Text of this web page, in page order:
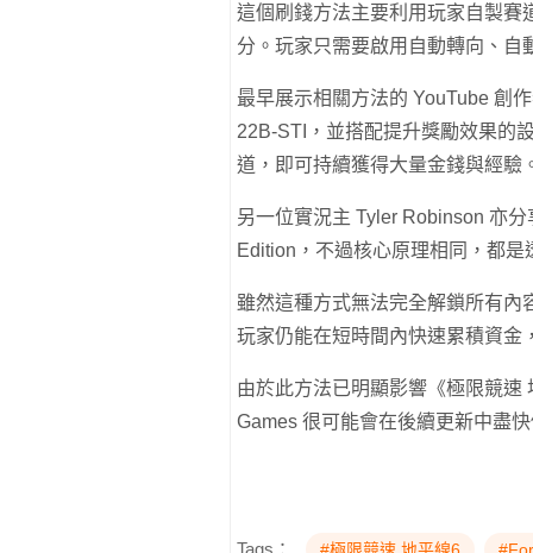
這個刷錢方法主要利用玩家自製賽
分。玩家只需要啟用自動轉向、自
最早展示相關方法的 YouTube 創
22B-STI，並搭配提升獎勵效果的
道，即可持續獲得大量金錢與經驗
另一位實況主 Tyler Robinson 亦
Edition，不過核心原理相同，都
雖然這種方式無法完全解鎖所有
玩家仍能在短時間內快速累積資金
由於此方法已明顯影響《極限競
Games 很可能會在後續更新中盡
Tags： #極限競速 地平線6